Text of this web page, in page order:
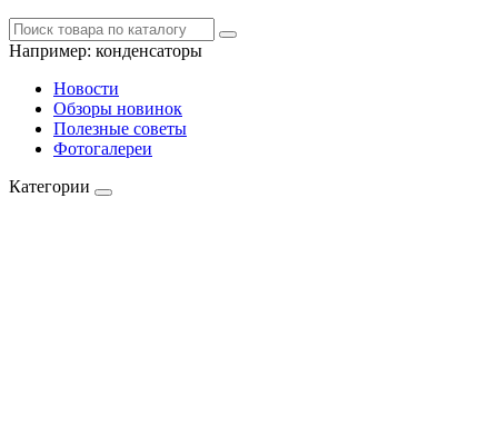
Например: конденсаторы
Новости
Обзоры новинок
Полезные советы
Фотогалереи
Категории